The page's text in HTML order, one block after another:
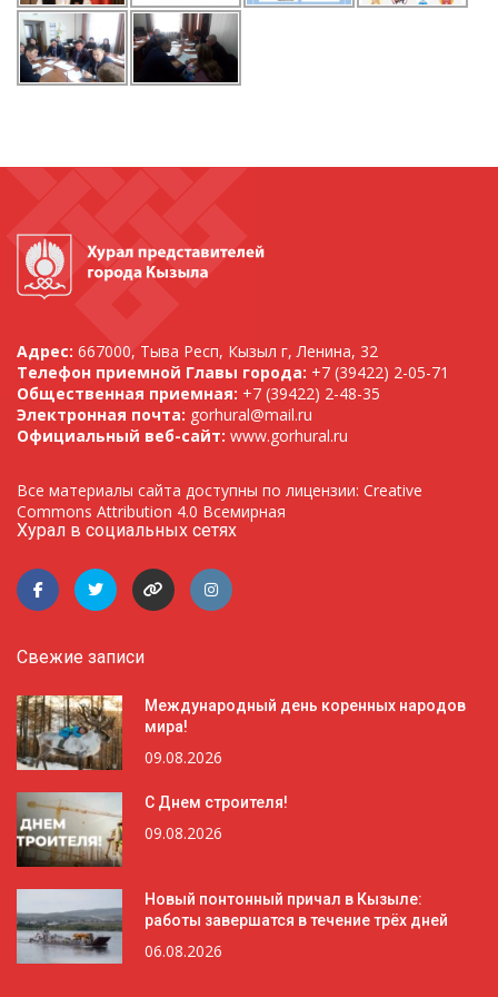
Адрес: 667000, Тыва Респ, Кызыл г, Ленина, 32
Телефон приемной Главы города: +7 (39422) 2-05-71
Общественная приемная: +7 (39422) 2-48-35
Электронная почта: gorhural@mail.ru
Официальный веб-сайт: www.gorhural.ru
Все материалы сайта доступны по лицензии: Creative
Commons Attribution 4.0 Всемирная
Хурал в социальных сетях
Свежие записи
Международный день коренных народов
мира!
09.08.2026
С Днем строителя!
09.08.2026
Новый понтонный причал в Кызыле:
работы завершатся в течение трёх дней
06.08.2026